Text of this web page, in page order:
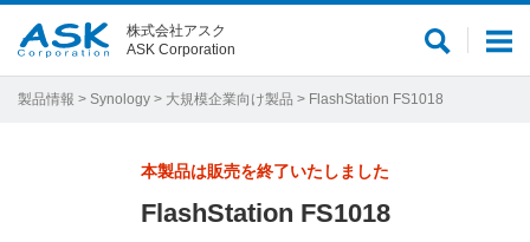
メ
サ
ト
株式会社アスク
ASK Corporation
製品情報 > Synology > 大規模企業向け製品 > FlashStation FS1018
本製品は販売を終了いたしました
FlashStation FS1018